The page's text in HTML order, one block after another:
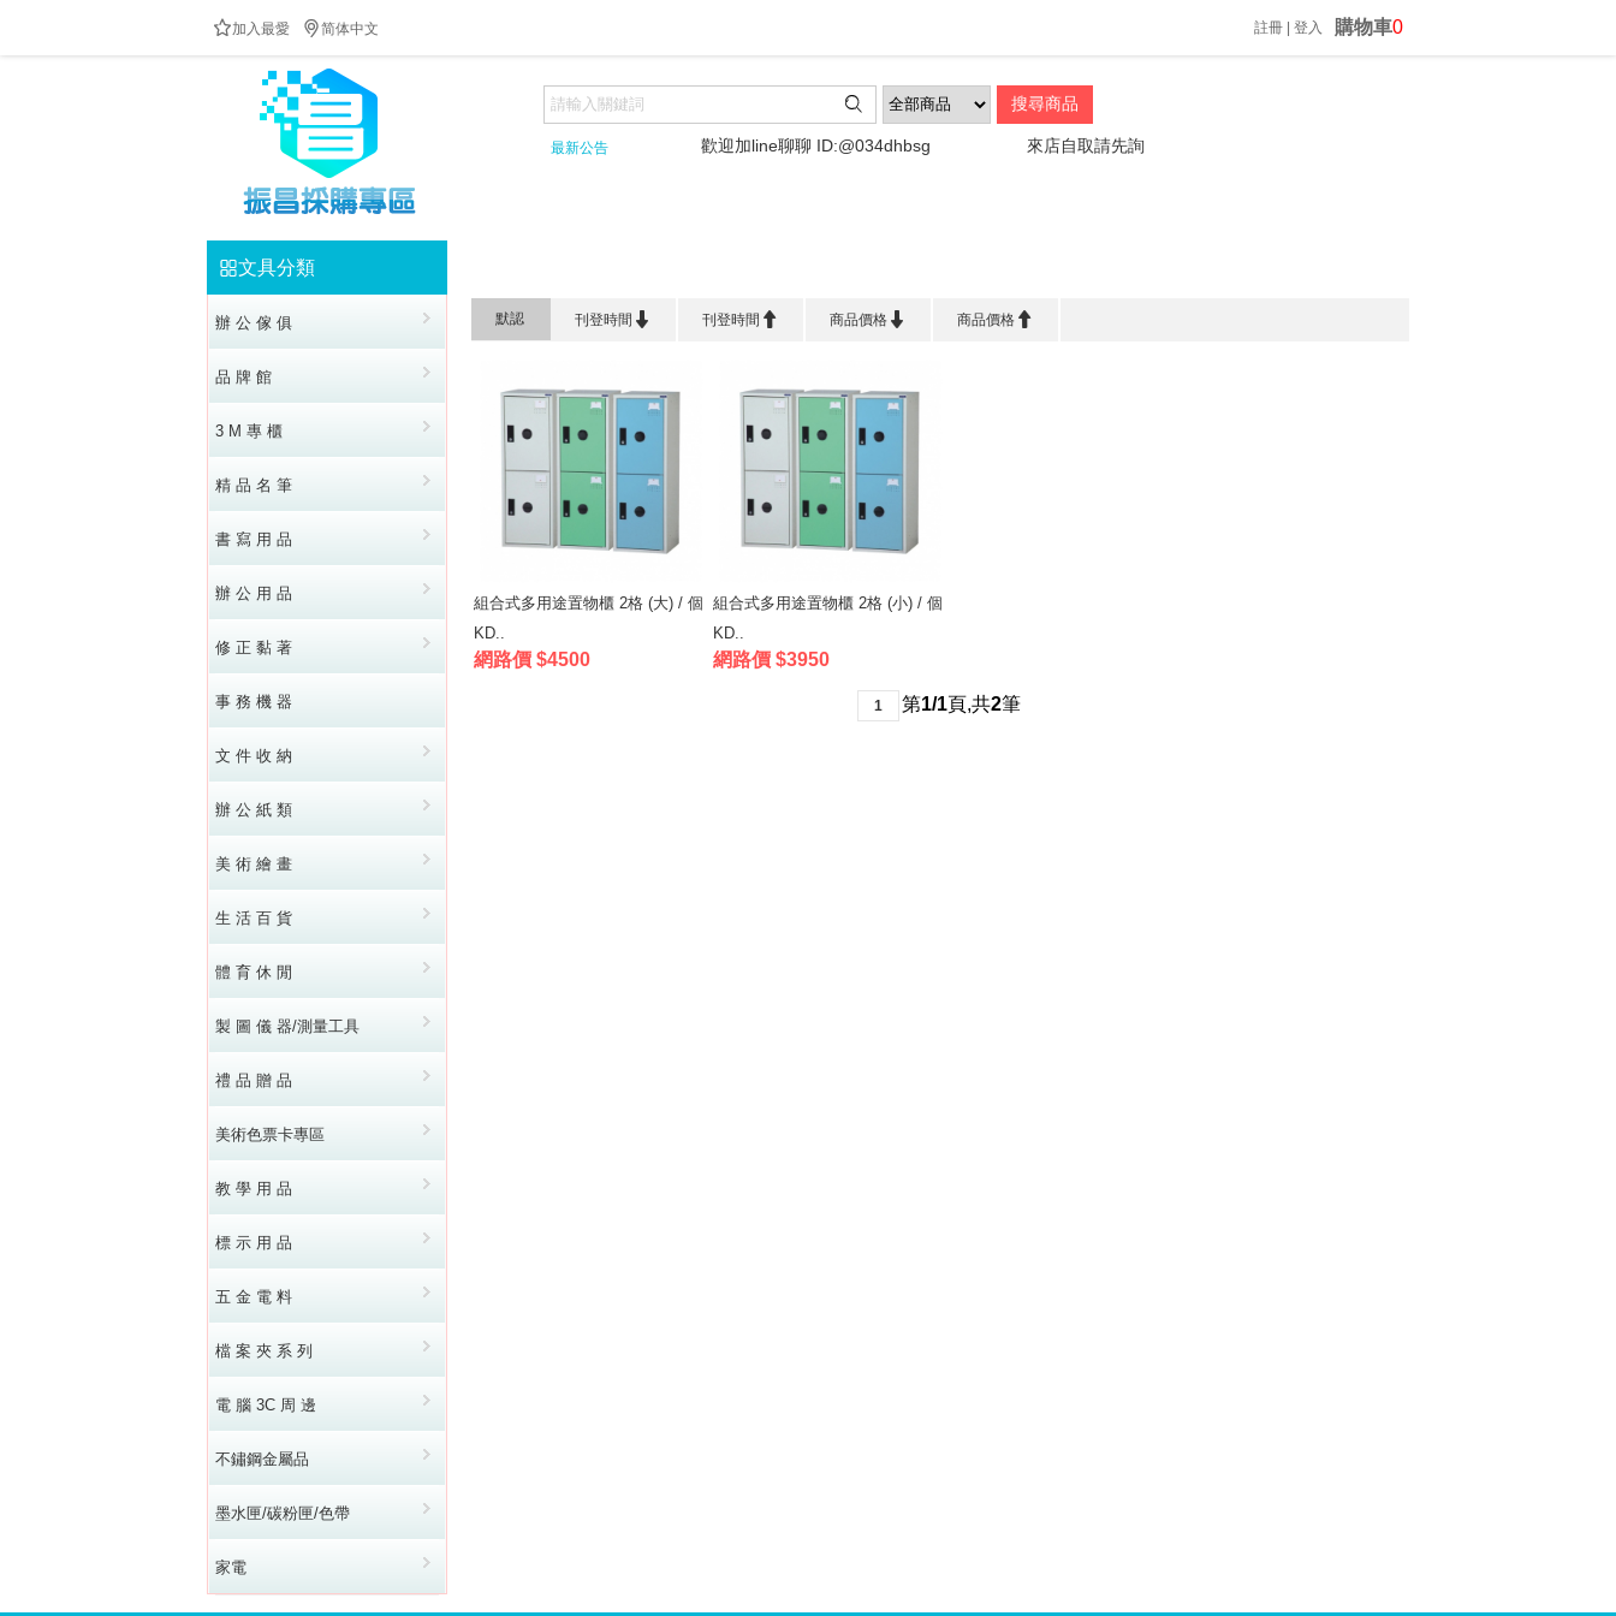
註冊 登入 購物車0
加入最愛 简体中文

最新公告
防疫隔板供應中!!!歡迎來電洽詢!!!全民防疫!!台灣加油!!!! 歡迎加line聊聊 ID:@034dhbsg 來店自取請先詢問喔
文具分類
辦 公 傢 俱
品 牌 館
3 M 專 櫃
精 品 名 筆
書 寫 用 品
辦 公 用 品
修 正 黏 著
事 務 機 器
文 件 收 納
辦 公 紙 類
美 術 繪 畫
生 活 百 貨
體 育 休 閒
製 圖 儀 器/測量工具
禮 品 贈 品
美術色票卡專區
教 學 用 品
標 示 用 品
五 金 電 料
檔 案 夾 系 列
電 腦 3C 周 邊
不鏽鋼金屬品
墨水匣/碳粉匣/色帶
家電
默認 刊登時間  刊登時間  商品價格  商品價格 
組合式多用途置物櫃 2格 (大) / 個
KD..
網路價 $4500
組合式多用途置物櫃 2格 (小) / 個
KD..
網路價 $3950
1 第1/1頁,共2筆